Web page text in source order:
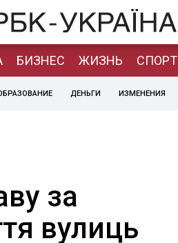
БИЗНЕС ЖИЗНЬ СПОРТ
ДЕНЬГИ ИЗМЕНЕНИЯ
за
вулиць